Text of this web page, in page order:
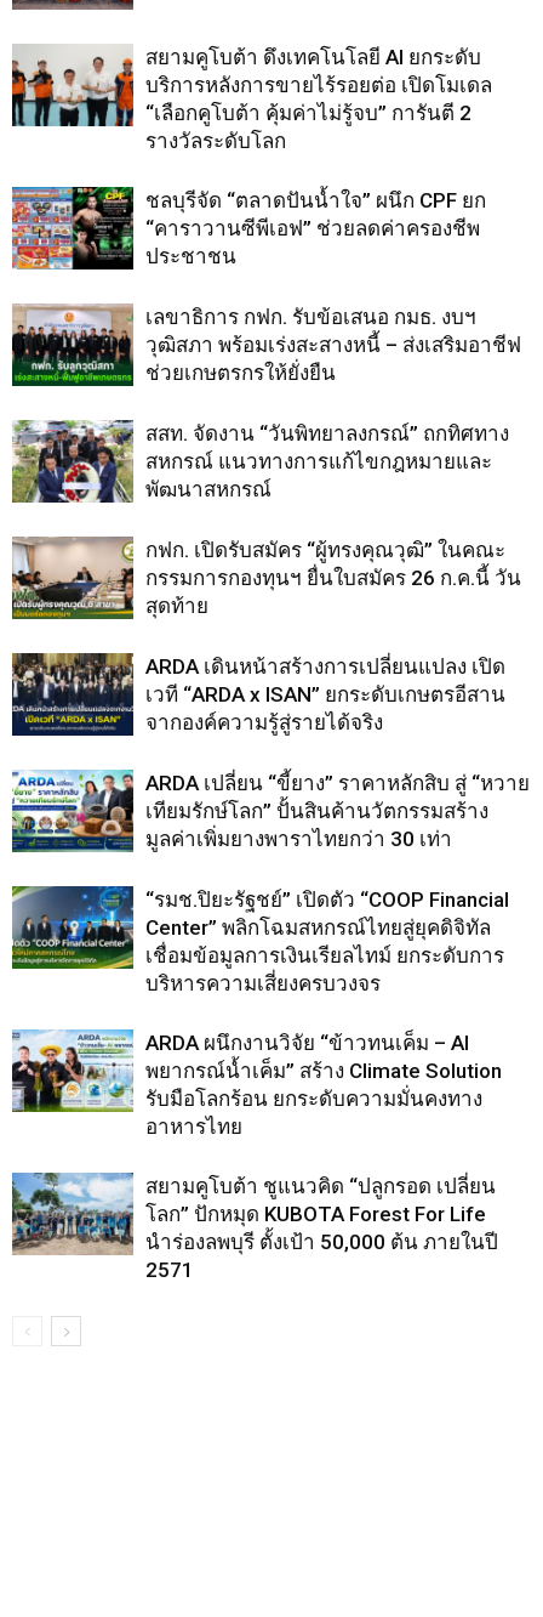
สยามคูโบต้า ดึงเทคโนโลยี AI ยกระดับ
บริการหลังการขายไร้รอยต่อ เปิดโมเดล
“เลือกคูโบต้า คุ้มค่าไม่รู้จบ” การันตี 2
รางวัลระดับโลก
ชลบุรีจัด “ตลาดปันน้ำใจ” ผนึก CPF ยก
“คาราวานซีพีเอฟ” ช่วยลดค่าครองชีพ
ประชาชน
เลขาธิการ กฟก. รับข้อเสนอ กมธ. งบฯ
วุฒิสภา พร้อมเร่งสะสางหนี้ – ส่งเสริมอาชีฟ
ช่วยเกษตรกรให้ยั่งยืน
สสท. จัดงาน “วันพิทยาลงกรณ์” ถกทิศทาง
สหกรณ์ แนวทางการแก้ไขกฎหมายและ
พัฒนาสหกรณ์
กฟก. เปิดรับสมัคร “ผู้ทรงคุณวุฒิ” ในคณะ
กรรมการกองทุนฯ ยื่นใบสมัคร 26 ก.ค.นี้ วัน
สุดท้าย
ARDA เดินหน้าสร้างการเปลี่ยนแปลง เปิด
เวที “ARDA x ISAN” ยกระดับเกษตรอีสาน
จากองค์ความรู้สู่รายได้จริง
ARDA เปลี่ยน “ขี้ยาง” ราคาหลักสิบ สู่ “หวาย
เทียมรักษ์โลก” ปั้นสินค้านวัตกรรมสร้าง
มูลค่าเพิ่มยางพาราไทยกว่า 30 เท่า
“รมช.ปิยะรัฐชย์” เปิดตัว “COOP Financial
Center” พลิกโฉมสหกรณ์ไทยสู่ยุคดิจิทัล
เชื่อมข้อมูลการเงินเรียลไทม์ ยกระดับการ
บริหารความเสี่ยงครบวงจร
ARDA ผนึกงานวิจัย “ข้าวทนเค็ม – AI
พยากรณ์น้ำเค็ม” สร้าง Climate Solution
รับมือโลกร้อน ยกระดับความมั่นคงทาง
อาหารไทย
สยามคูโบต้า ชูแนวคิด “ปลูกรอด เปลี่ยน
โลก” ปักหมุด KUBOTA Forest For Life
นำร่องลพบุรี ตั้งเป้า 50,000 ต้น ภายในปี
2571